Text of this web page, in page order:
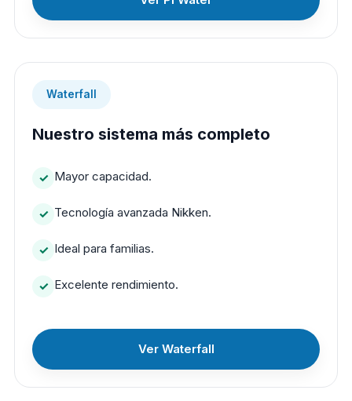
Waterfall
Nuestro sistema más completo
Mayor capacidad.
Tecnología avanzada Nikken.
Ideal para familias.
Excelente rendimiento.
Ver Waterfall